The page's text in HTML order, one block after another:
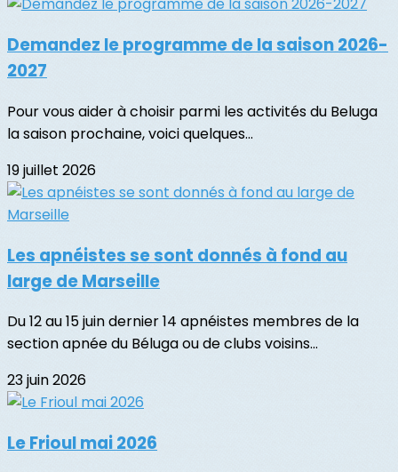
Demandez le programme de la saison 2026-
2027
Pour vous aider à choisir parmi les activités du Beluga
la saison prochaine, voici quelques...
19 juillet 2026
Les apnéistes se sont donnés à fond au
large de Marseille
Du 12 au 15 juin dernier 14 apnéistes membres de la
section apnée du Béluga ou de clubs voisins...
23 juin 2026
Le Frioul mai 2026